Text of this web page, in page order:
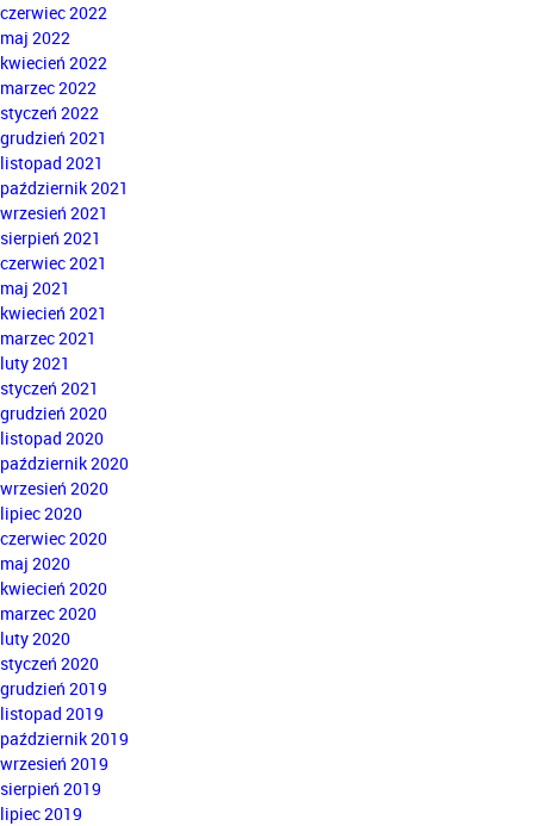
czerwiec 2022
maj 2022
kwiecień 2022
marzec 2022
styczeń 2022
grudzień 2021
listopad 2021
październik 2021
wrzesień 2021
sierpień 2021
czerwiec 2021
maj 2021
kwiecień 2021
marzec 2021
luty 2021
styczeń 2021
grudzień 2020
listopad 2020
październik 2020
wrzesień 2020
lipiec 2020
czerwiec 2020
maj 2020
kwiecień 2020
marzec 2020
luty 2020
styczeń 2020
grudzień 2019
listopad 2019
październik 2019
wrzesień 2019
sierpień 2019
lipiec 2019